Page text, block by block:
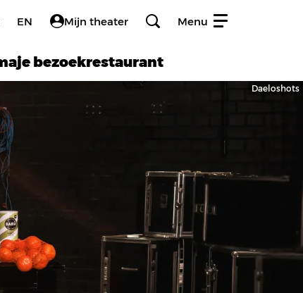
EN Mijn theater
je bezoekrestaurant
Menu
Daeloshots